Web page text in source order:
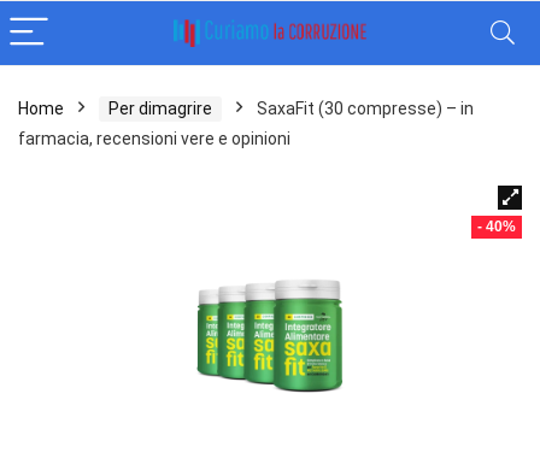
Home Per dimagrire
SaxaFit (30 compresse) – in
farmacia, recensioni vere e opinioni
- 40%